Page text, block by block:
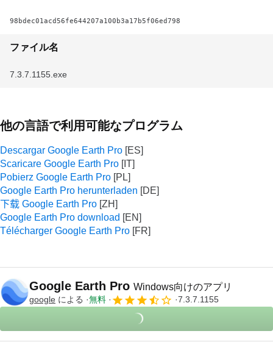
98bdec01acd56fe644207a100b3a17b5f06ed798
ファイル名
7.3.7.1155.exe
他の言語で利用可能なプログラム
Descargar Google Earth Pro
Scaricare Google Earth Pro
Pobierz Google Earth Pro
Google Earth Pro herunterladen
下载 Google Earth Pro
Google Earth Pro download
Télécharger Google Earth Pro
Google Earth Pro Windows向けのアプリ
google による 無料 7.3.7.1155